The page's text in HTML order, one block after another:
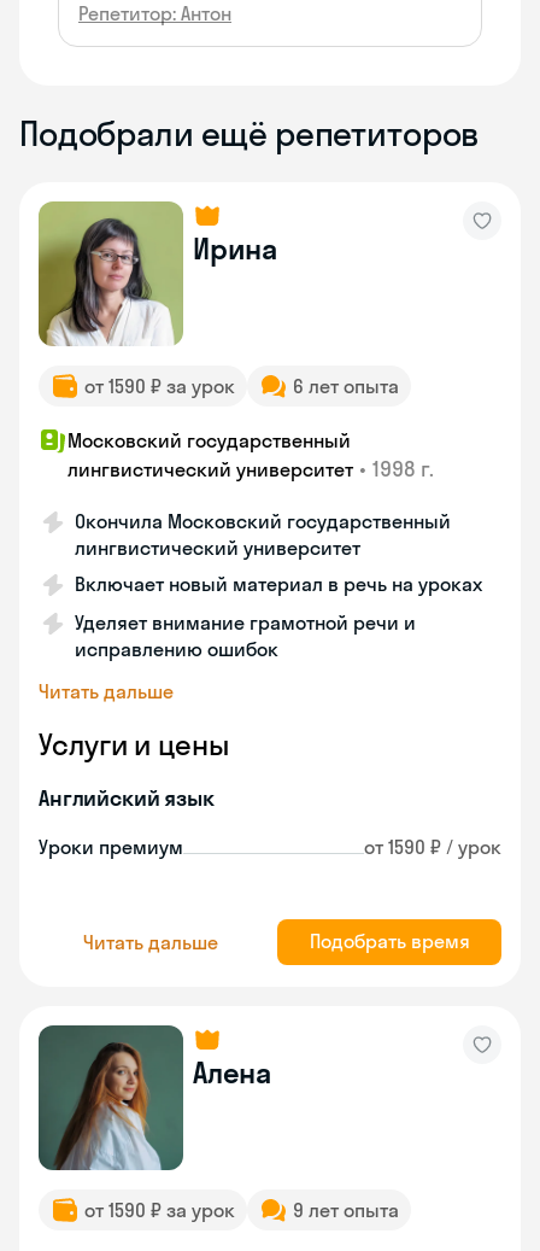
Репетитор: Антон
Подобрали ещё репетиторов
Ирина
от 1590 ₽ за урок 6 лет опыта
Московский государственный
лингвистический университет • 1998 г.
Окончила Московский государственный
лингвистический университет
Включает новый материал в речь на уроках
Уделяет внимание грамотной речи и
исправлению ошибок
Читать дальше
Услуги и цены
Английский язык
Уроки премиум от 1590 ₽ / урок
Читать дальше Подобрать время
Алена
от 1590 ₽ за урок 9 лет опыта